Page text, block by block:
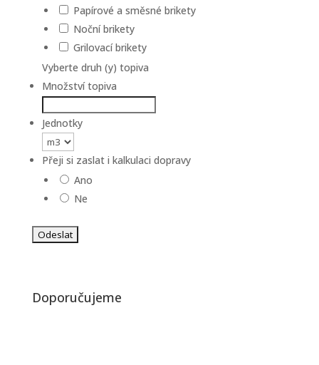
Papírové a směsné brikety
Noční brikety
Grilovací brikety
Vyberte druh (y) topiva
Množství topiva
Jednotky
Přeji si zaslat i kalkulaci dopravy
Ano
Ne
Doporučujeme